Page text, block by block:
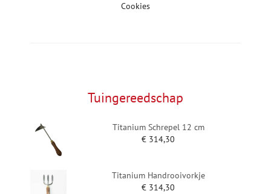
Cookies
Tuingereedschap
Titanium Schrepel 12 cm
€ 314,30
Titanium Handrooivorkje
€ 314,30